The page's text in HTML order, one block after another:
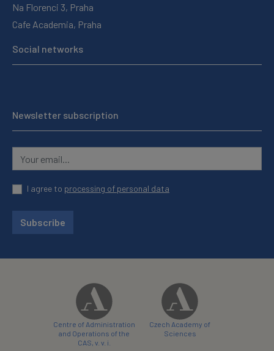
Na Florenci 3, Praha
Cafe Academia, Praha
Social networks
Newsletter subscription
I agree to processing of personal data
Subscribe
Centre of Administration
and Operations of the
CAS, v. v. i.
Czech Academy of
Sciences